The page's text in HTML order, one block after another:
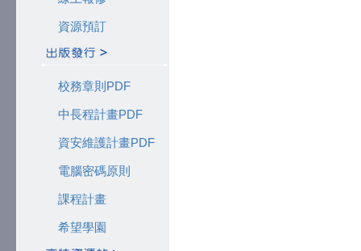
資源預訂
校務章則PDF
中長程計畫PDF
資安維護計畫PDF
電腦密碼原則
課程計畫
希望學園